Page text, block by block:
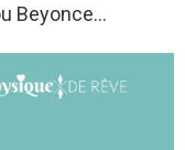
Beyonce…